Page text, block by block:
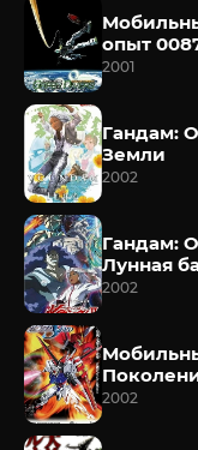
опыт
2001
Гандам:
Земли
2002
Гандам:
Лунная
2002
2002